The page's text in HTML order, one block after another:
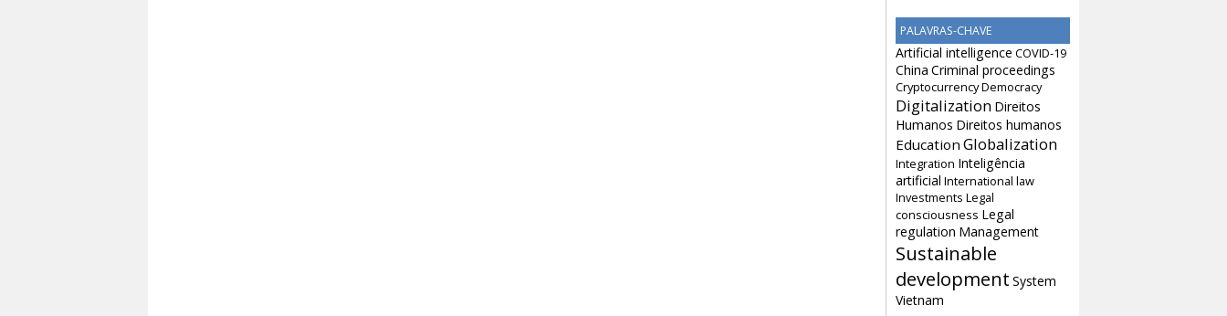
PALAVRAS-CHAVE
Artificial intelligence COVID-19
China Criminal proceedings
CryptocurrencyDemocracy
Digitalization Direitos
Humanos Direitos humanos
Education Globalization
Integration Inteligência
artificial International law
Investments Legal
consciousness Legal
regulation Management
Sustainable
development System
Vietnam